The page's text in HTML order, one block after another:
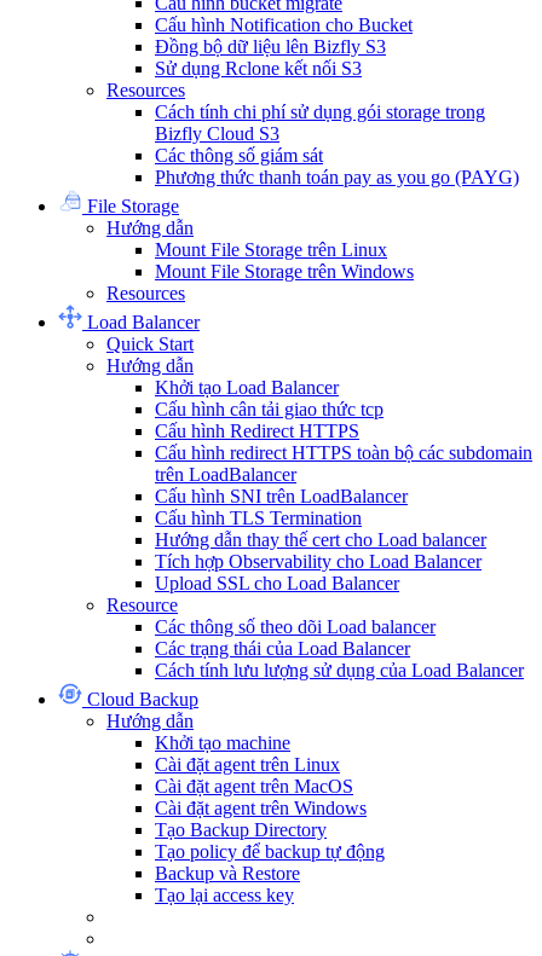
Cấu hình Notification cho Bucket
Đồng bộ dữ liệu lên Bizfly S3
Sử dụng Rclone kết nối S3
Resources
Cách tính chi phí sử dụng gói storage trong
Bizfly Cloud S3
Các thông số giám sát
Phương thức thanh toán pay as you go (PAYG)
File Storage
Hướng dẫn
Mount File Storage trên Linux
Mount File Storage trên Windows
Resources
Load Balancer
Quick Start
Hướng dẫn
Khởi tạo Load Balancer
Cấu hình cân tải giao thức tcp
Cấu hình Redirect HTTPS
Cấu hình redirect HTTPS toàn bộ các subdomain
trên LoadBalancer
Cấu hình SNI trên LoadBalancer
Cấu hình TLS Termination
Hướng dẫn thay thế cert cho Load balancer
Tích hợp Observability cho Load Balancer
Upload SSL cho Load Balancer
Resource
Các thông số theo dõi Load balancer
Các trạng thái của Load Balancer
Cách tính lưu lượng sử dụng của Load Balancer
Cloud Backup
Hướng dẫn
Khởi tạo machine
Cài đặt agent trên Linux
Cài đặt agent trên MacOS
Cài đặt agent trên Windows
Tạo Backup Directory
Tạo policy để backup tự động
Backup và Restore
Tạo lại access key